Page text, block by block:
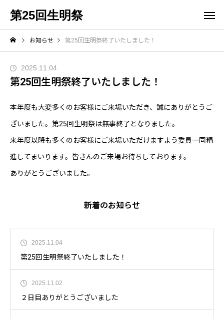
第25回生明祭
お知らせ 第25回生明祭終了いたしました！
第25回生明祭終了いたしました！
2025.11.04
本年度も大変多くのお客様にご来場いただき、誠にありがとうご
ざいました。第25回生明祭は無事終了となりました。
来年度以降も多くのお客様にご来場いただけますよう委員一同精
進してまいります。皆さんのご来場お待ちしております。
ありがとうございました。
新着のお知らせ
2025.11.04
第25回生明祭終了いたしました！
2025.11.02
２日目ありがとうございました